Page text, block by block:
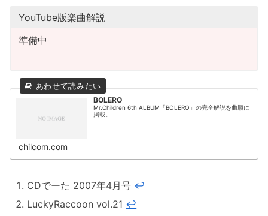
YouTube版楽曲解説
準備中
BOLERO
Mr.Children 6th ALBUM「BOLERO」の完全解説を曲順に
掲載。
chilcom.com
CDでーた 2007年4月号 ↩︎
LuckyRaccoon vol.21 ↩︎